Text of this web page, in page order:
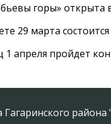
горы»
29 марта
1 апреля пройдет